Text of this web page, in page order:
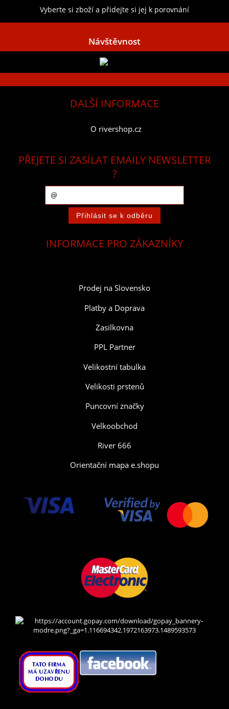
Vyberte si zboží a přidejte si jej k porovnání
Návštěvnost
DALŠÍ INFORMACE
O rivershop.cz
PŘEJETE SI ZASÍLAT EMAILY NEWSLETTER
?
INFORMACE PRO ZÁKAZNÍKY
Prodej na Slovensko
Platby a Doprava
Zasilkovna
PPL Partner
Velikostní tabulka
Velikosti prstenů
Puncovní značky
Velkoobchod
River 666
Orientační mapa e.shopu